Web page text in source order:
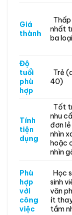
Giá
thành
Thấp
nhất
ba loại
Độ
tuổi
phù
hợp
Trẻ
40)
Tính
tiện
dụng
Tốt
nhu
đơn
nhìn
hoặc
nhìn
Phù
hợp
với
công
việc
Học
sinh
văn
ít
tầm